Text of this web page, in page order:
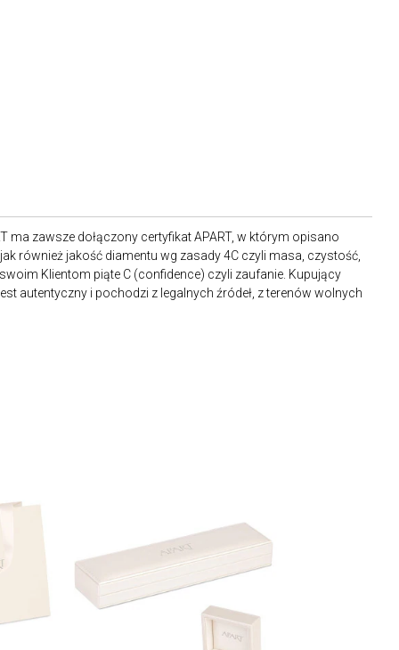
ma zawsze dołączony certyfikat APART, w którym opisano
również jakość diamentu wg zasady 4C czyli masa, czystość,
Klientom piąte C (confidence) czyli zaufanie. Kupujący
autentyczny i pochodzi z legalnych źródeł, z terenów wolnych